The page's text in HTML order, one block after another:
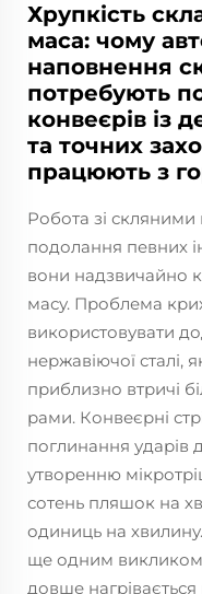
Хрупкість
маса: чому
наповнення
потребують
конвеєрів із
та точних
працюють з
Робота зі
подолання певних
вони надзвичайно
масу. Проблема
використовувати
нержавіючої сталі,
приблизно втричі
рами. Конвеєрні
поглинання ударів
утворенню
сотень пляшок на
одиниць на
ще одним викликом,
довше